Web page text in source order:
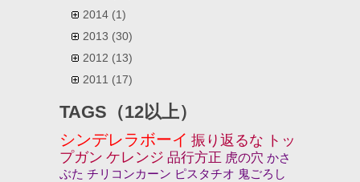
2014 (1)
2013 (30)
2012 (13)
2011 (17)
TAGS（12以上）
シンデレラボーイ 振り返るな トッ
プガン ケレンジ 品行方正 虎の穴 かさ
ぶた チリコンカーン ピスタチオ 鬼ごろし